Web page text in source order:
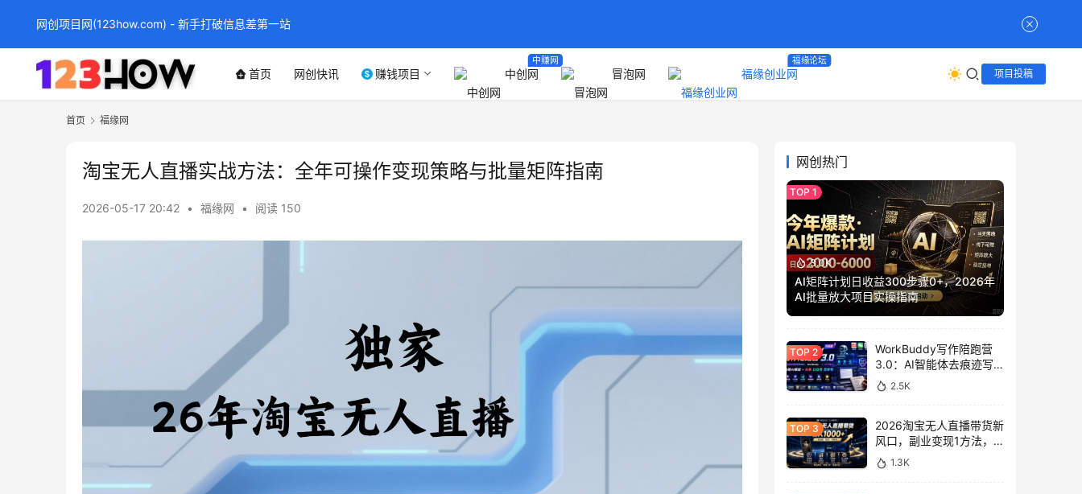
首页 网创快讯 赚钱项目 中创网
中赚网
冒泡网 福缘创业网
福缘论坛
项目投稿
首页 福缘网
淘宝无人直播实战方法：全年可操作变现策略与批量矩阵指南
2026-05-17 20:42 • 福缘网 • 阅读 150
网创热门
3.0K
AI矩阵计划日收益300步骤0+，2026年
AI批量放大项目实操指南
WorkBuddy写作陪跑营
3.0：AI智能体去痕迹写
作，头条公众号百家号变
现
2.5K
2026淘宝无人直播带货新
风口，副业变现1方法，
无违规稳定可长期操作
1.3K
网创项目网(123how.com) - 新手打破信息差第一站